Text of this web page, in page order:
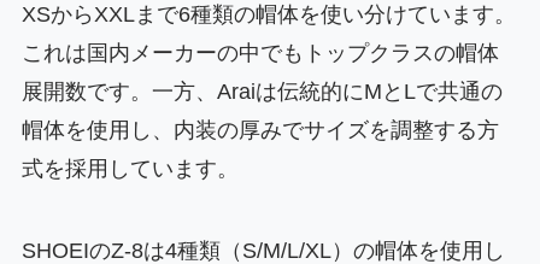
XSからXXLまで6種類の帽体を使い分けています。
これは国内メーカーの中でもトップクラスの帽体
展開数です。一方、Araiは伝統的にMとLで共通の
帽体を使用し、内装の厚みでサイズを調整する方
式を採用しています。
SHOEIのZ-8は4種類（S/M/L/XL）の帽体を使用し